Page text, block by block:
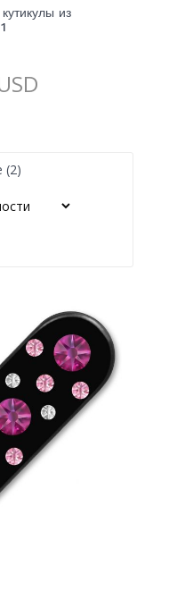
из
(2)Сортировка:
популярности